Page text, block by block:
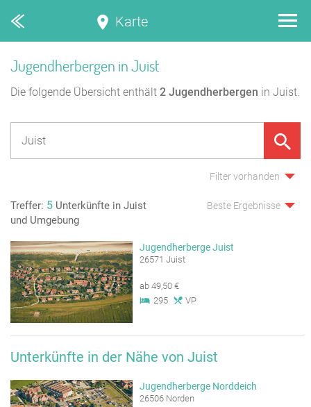
Karte
Jugendherbergen in Juist
Die folgende Übersicht enthält 2 Jugendherbergen in Juist.
Filter vorhanden
Treffer: 5 Unterkünfte in Juist
und Umgebung
Beste Ergebnisse
Jugendherberge Juist
26571 Juist
ab 49,50 €
295
VP
Unterkünfte in der Nähe von Juist
Jugendherberge Norddeich
26506 Norden